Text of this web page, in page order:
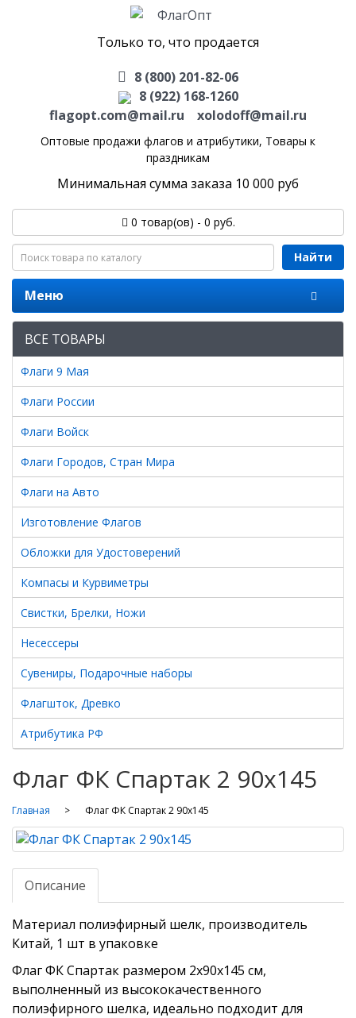
Только то, что продается
8 (800) 201-82-06
8 (922) 168-1260
flagopt.com@mail.ru
xolodoff@mail.ru
Оптовые продажи флагов и атрибутики, Товары к
праздникам
Минимальная сумма заказа 10 000 руб
0 товар(ов) - 0 руб.
Найти
Меню
ВСЕ ТОВАРЫ
Флаги 9 Мая
Флаги России
Флаги Войск
Флаги Городов, Стран Мира
Флаги на Авто
Изготовление Флагов
Обложки для Удостоверений
Компасы и Курвиметры
Свистки, Брелки, Ножи
Несессеры
Сувениры, Подарочные наборы
Флагшток, Древко
Атрибутика РФ
Флаг ФК Спартак 2 90х145
Главная Флаг ФК Спартак 2 90х145
Описание
Материал полиэфирный шелк, производитель
Китай, 1 шт в упаковке
Флаг ФК Спартак размером 2х90х145 см,
выполненный из высококачественного
полиэфирного шелка, идеально подходит для